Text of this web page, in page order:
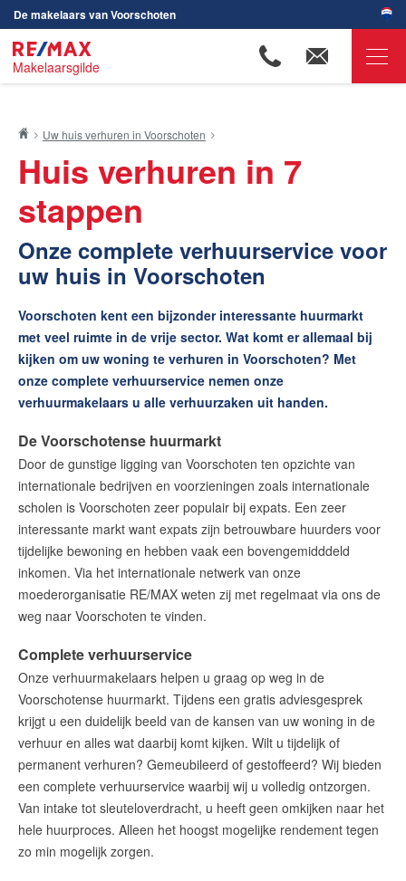
De makelaars van Voorschoten
Makelaarsgilde
Ons aanbod
Onze makelaars
Wijken in Voorschoten
Huis verkopen
Huis kopen
Huis verhuren
De huurwaarde van uw huis
Huis verhuren in Voorschoten
Kosten verhuur
Beheer beleggingspanden
Huis huren
Onze diensten
Contact
Maak een afspraak
RE/MAX Makelaarsgilde
makelaarsgilde@remax.nl
+31 71 516 23 70
English?
Uw huis verhuren in Voorschoten
Huis verhuren in 7
stappen
Onze complete verhuurservice voor
uw huis in Voorschoten
Voorschoten kent een bijzonder interessante huurmarkt
met veel ruimte in de vrije sector. Wat komt er allemaal bij
kijken om uw woning te verhuren in Voorschoten? Met
onze complete verhuurservice nemen onze
verhuurmakelaars u alle verhuurzaken uit handen.
De Voorschotense huurmarkt
Door de gunstige ligging van Voorschoten ten opzichte van
internationale bedrijven en voorzieningen zoals internationale
scholen is Voorschoten zeer populair bij expats. Een zeer
interessante markt want expats zijn betrouwbare huurders voor
tijdelijke bewoning en hebben vaak een bovengemidddeld
inkomen. Via het internationale netwerk van onze
moederorganisatie RE/MAX weten zij met regelmaat via ons de
weg naar Voorschoten te vinden.
Complete verhuurservice
Onze verhuurmakelaars helpen u graag op weg in de
Voorschotense huurmarkt. Tijdens een gratis adviesgesprek
krijgt u een duidelijk beeld van de kansen van uw woning in de
verhuur en alles wat daarbij komt kijken. Wilt u tijdelijk of
permanent verhuren? Gemeubileerd of gestoffeerd? Wij bieden
een complete verhuurservice waarbij wij u volledig ontzorgen.
Van intake tot sleuteloverdracht, u heeft geen omkijken naar het
hele huurproces. Alleen het hoogst mogelijke rendement tegen
zo min mogelijk zorgen.